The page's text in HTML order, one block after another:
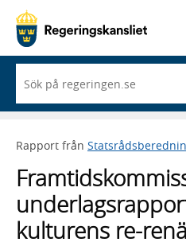
du
börjar
skriva
framträder
lista
med
sökförslag
Rapport från
kulturens re-